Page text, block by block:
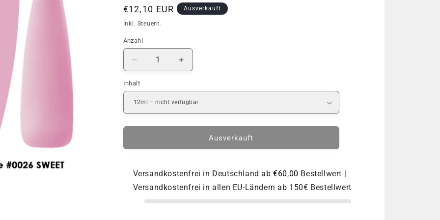
Normaler
Preis
€12,10 EUR Ausverkauft
Inkl. Steuern.
Anzahl
Anzahl
Verringere
die
Menge
COVER
BASE
|
Erhöhe
die
COVER
BASE
|
Inhalt
Ausverkauft
Versandkostenfrei in Deutschland ab€60,00 Bestellwert |
Versandkostenfrei in allen EU-Ländern ab 150€ Bestellwert